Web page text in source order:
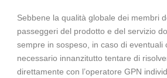
Sebbene la qualità globale dei membri
passeggeri del prodotto e del servizio
sempre in sospeso, in caso di eventuali
necessario innanzitutto tentare di
direttamente con l’operatore GPN